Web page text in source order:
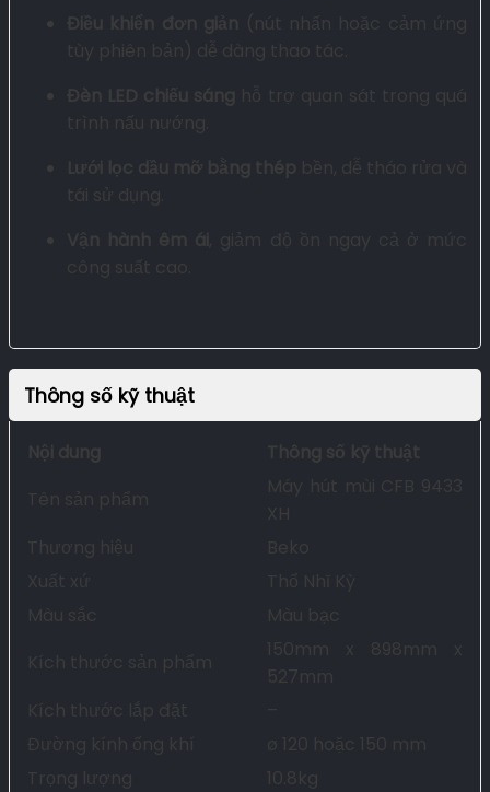
Điều khiển đơn giản
(nút nhấn hoặc cảm ứng
tùy phiên bản) dễ dàng thao tác.
Đèn LED chiếu sáng
hỗ trợ quan sát trong quá
trình nấu nướng.
Lưới lọc dầu mỡ bằng thép bền, dễ tháo rửa và
Vận hành êm ái
, giảm độ ồn ngay cả ở mức
công suất cao.
Thông số kỹ thuật
Nội dung
Thông số kỹ thuật
Tên sản phẩm
Máy hút mùi CFB 9433
Thương hiệu
Beko
Xuất xứ
Thổ Nhĩ Kỳ
Màu sắc
Màu bạc
Kích thước sản phẩm
150mm x 898mm x
527mm
Kích thước lắp đặt
Đường kính ống khí
ø 120 hoặc 150 mm
Trọng lượng
10.8kg